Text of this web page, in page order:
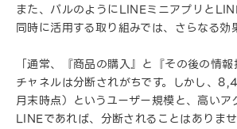
また、パルのようにLINEミニアプリと
同時に活用する取り組みでは、さらなる効
「通常、『商品の購入』と『その後の情
チャネルは分断されがちです。しかし、
月末時点）というユーザー規模と、高いア
LINEであれば、分断されることはありませ